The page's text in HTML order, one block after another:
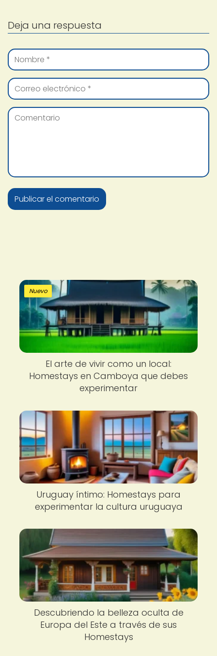
Deja una respuesta
Nuevo
El arte de vivir como un local:
Homestays en Camboya que debes
experimentar
Uruguay íntimo: Homestays para
experimentar la cultura uruguaya
Descubriendo la belleza oculta de
Europa del Este a través de sus
Homestays